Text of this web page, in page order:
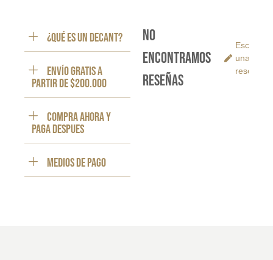
¿Qué es un decant?
ENVÍO GRATIS a
partir de $200.000
Compra ahora y
paga despues
Medios de pago
No
encontramos
reseñas
Escribe
una
reseña